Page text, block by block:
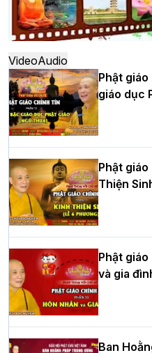
Hà Nội: Ngày tu học cuối
khóa sinh hoạt Phật pháp
thứ XIV tại chùa Bằng
Học yêu thương trong
tư của Khóa sinh hoạt Phật
hè tại chùa Bằng
HT.Thích Thọ Lạc được
Trưởng BTS GHPGVN tỉnh
Hòa thượng Thích Quảng
cử Trưởng BTS GHPGVN
Phòng nhiệm kỳ 2026 –
VideoAudio
Phật
giáo dục
Phật giáo
Thiện
Phật
và gia
Ban